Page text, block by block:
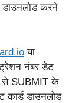
डाउनलोड करने
या
नंबर डेट
से SUBMIT के
डाउनलोड